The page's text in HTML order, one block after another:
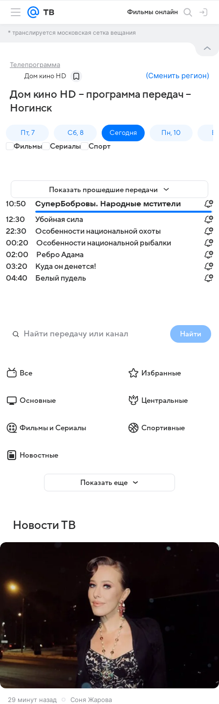
Фильмы онлайн
* транслируется московская сетка вещания
Телепрограмма
Дом кино HD (Сменить регион)
Дом кино HD – программа передач –
Ногинск
Пт, 7 Сб, 8 Сегодня Пн, 10
Фильмы Сериалы Спорт
Показать прошедшие передачи
10:50
СуперБобровы. Народные мстители
12:30
Убойная сила
22:30
Особенности национальной охоты
00:20
Особенности национальной рыбалки
02:00
Ребро Адама
03:20
Куда он денется!
04:40
Белый пудель
Найти
Все Избранные
Основные Центральные
Фильмы и Сериалы Спортивные
Новостные
Показать еще
Новости ТВ
29 минут назад Соня Жарова